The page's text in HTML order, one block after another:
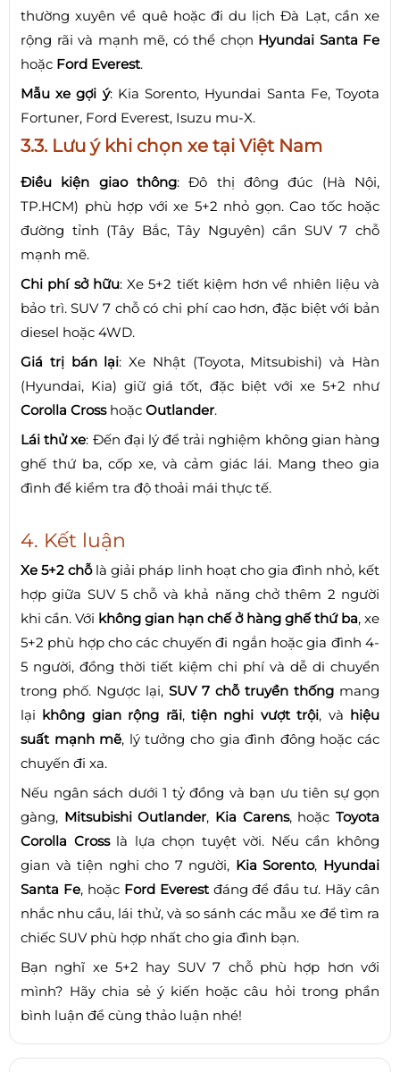
thường xuyên về quê hoặc đi du lịch Đà Lạt, cần xe
rộng rãi và mạnh mẽ, có thể chọn Hyundai Santa Fe
hoặc Ford Everest.
Mẫu xe gợi ý: Kia Sorento, Hyundai Santa Fe, Toyota
Fortuner, Ford Everest, Isuzu mu-X.
3.3. Lưu ý khi chọn xe tại Việt Nam
Điều kiện giao thông: Đô thị đông đúc (Hà Nội,
TP.HCM) phù hợp với xe 5+2 nhỏ gọn. Cao tốc hoặc
đường tỉnh (Tây Bắc, Tây Nguyên) cần SUV 7 chỗ
mạnh mẽ.
Chi phí sở hữu: Xe 5+2 tiết kiệm hơn về nhiên liệu và
bảo trì. SUV 7 chỗ có chi phí cao hơn, đặc biệt với bản
diesel hoặc 4WD.
Giá trị bán lại: Xe Nhật (Toyota, Mitsubishi) và Hàn
(Hyundai, Kia) giữ giá tốt, đặc biệt với xe 5+2 như
Corolla Crosshoặc Outlander.
Lái thử xe: Đến đại lý để trải nghiệm không gian hàng
ghế thứ ba, cốp xe, và cảm giác lái. Mang theo gia
đình để kiểm tra độ thoải mái thực tế.
4. Kết luận
Xe 5+2 chỗlà giải pháp linh hoạt cho gia đình nhỏ, kết
hợp giữa SUV 5 chỗ và khả năng chở thêm 2 người
khi cần. Với không gian hạn chế ở hàng ghế thứ ba, xe
5+2 phù hợp cho các chuyến đi ngắn hoặc gia đình 4-
5 người, đồng thời tiết kiệm chi phí và dễ di chuyển
trong phố. Ngược lại, SUV 7 chỗ truyền thống mang
lại không gian rộng rãi,tiện nghi vượt trội, và hiệu
suất mạnh mẽ, lý tưởng cho gia đình đông hoặc các
chuyến đi xa.
Nếu ngân sách dưới 1 tỷ đồng và bạn ưu tiên sự gọn
gàng, Mitsubishi Outlander, Kia Carens, hoặcToyota
Corolla Crosslà lựa chọn tuyệt vời. Nếu cần không
gian và tiện nghi cho 7 người, Kia Sorento, Hyundai
Santa Fe, hoặc Ford Everestđáng để đầu tư. Hãy cân
nhắc nhu cầu, lái thử, và so sánh các mẫu xe để tìm ra
chiếc SUV phù hợp nhất cho gia đình bạn.
Bạn nghĩ xe 5+2 hay SUV 7 chỗ phù hợp hơn với
mình? Hãy chia sẻ ý kiến hoặc câu hỏi trong phần
bình luận để cùng thảo luận nhé!